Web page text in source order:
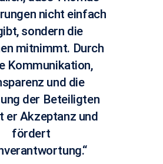
nicht einfach
sondern die
mitnimmt. Durch
Kommunikation,
und die
der Beteiligten
er Akzeptanz und
fördert